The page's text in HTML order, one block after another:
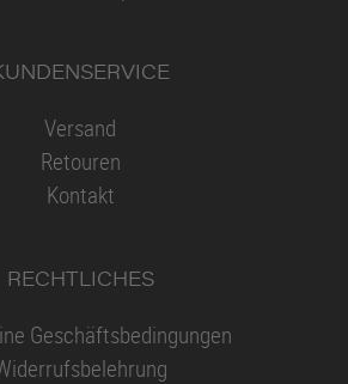
Versand
Retouren
Kontakt
RECHTLICHES
Geschäftsbedingungen